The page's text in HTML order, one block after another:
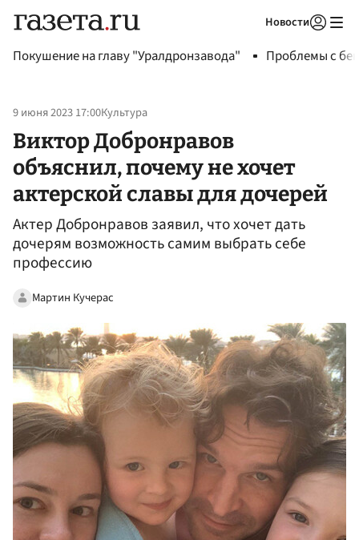
Новости
Покушение на главу "Уралдронзавода" Проблемы с
9 июня 2023 17:00Культура
Виктор Добронравов
объяснил, почему не хочет
актерской славы для дочерей
Актер Добронравов заявил, что хочет дать
дочерям возможность самим выбрать себе
профессию
Мартин Кучерас